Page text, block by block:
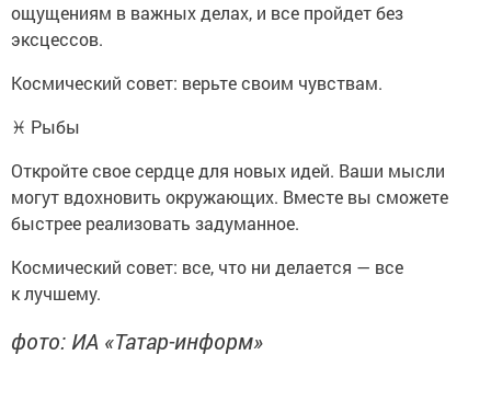
ощущениям в важных делах, и все пройдет без
эксцессов.
Космический совет: верьте своим чувствам.
♓ Рыбы
Откройте свое сердце для новых идей. Ваши мысли
могут вдохновить окружающих. Вместе вы сможете
быстрее реализовать задуманное.
Космический совет: все, что ни делается — все
к лучшему.
фото: ИА «Татар-информ»